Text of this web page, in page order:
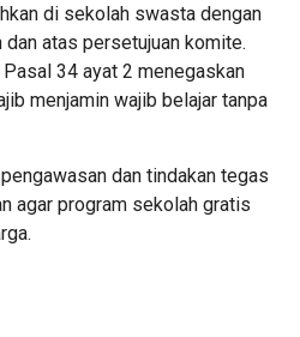
di sekolah swasta dengan
atas persetujuan komite.
34 ayat 2 menegaskan
menjamin wajib belajar tanpa
dan tindakan tegas
agar program sekolah gratis